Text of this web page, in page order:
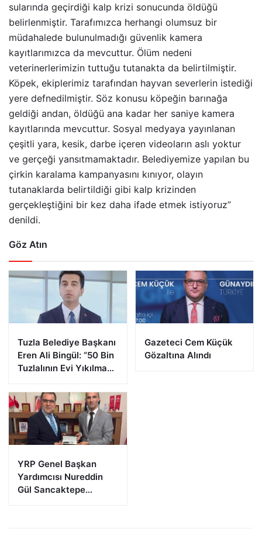
sularında geçirdiği kalp krizi sonucunda öldüğü
belirlenmiştir. Tarafımızca herhangi olumsuz bir
müdahalede bulunulmadığı güvenlik kamera
kayıtlarımızca da mevcuttur. Ölüm nedeni
veterinerlerimizin tuttuğu tutanakta da belirtilmiştir.
Köpek, ekiplerimiz tarafından hayvan severlerin istediği
yere defnedilmiştir. Söz konusu köpeğin barınağa
geldiği andan, öldüğü ana kadar her saniye kamera
kayıtlarında mevcuttur. Sosyal medyaya yayınlanan
çeşitli yara, kesik, darbe içeren videoların aslı yoktur
ve gerçeği yansıtmamaktadır. Belediyemize yapılan bu
çirkin karalama kampanyasını kınıyor, olayın
tutanaklarda belirtildiği gibi kalp krizinden
gerçekleştiğini bir kez daha ifade etmek istiyoruz”
denildi.
Göz Atın
Tuzla Belediye Başkanı
Eren Ali Bingül: “50 Bin
Tuzlalının Evi Yıkılma
Gazeteci Cem Küçük
Gözaltına Alındı
YRP Genel Başkan
Yardımcısı Nureddin
Gül Sancaktepe